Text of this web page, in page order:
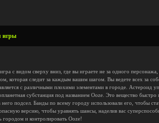
игры
с видом сверху вниз, где вы играете не за одного
которая следит за каждым вашим шагом. Вы ведете всех за
с различными плохими элементами в городе. Астероид
субстанция под названием Ooze. Это вещество быстро
подсел. Банды по всему городу использовали его, чтобы
версию, чтобы уравнять шансы, наделив вас
городом и контролировать Ooze!